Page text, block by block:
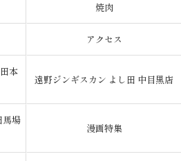
焼肉
アクセス
本
遠野ジンギスカン よし田 中目黒店
場
漫画特集